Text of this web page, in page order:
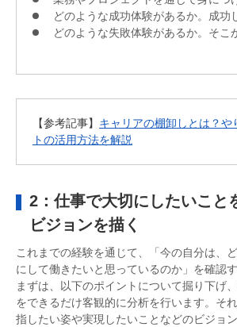
どのような成功体験があるか。成功
どのような失敗体験があるか。そこ
【参考記事】 キャリアの棚卸しとは？や
トの活用方法を解説
2：仕事で大切にしたいこと
ビジョンを描く
これまでの経験を通じて、「今の自分は、
にして働きたいと思っているのか」を確認
まずは、以下のポイントについて掘り下げ
をできるだけ客観的に分析を行います。そ
指したい姿や実現したいことなどのビジョ